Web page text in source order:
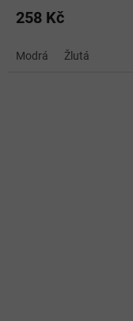
produktu
z
258 Kč
Modrá Žlutá